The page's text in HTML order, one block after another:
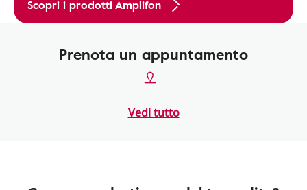
Scopri i prodotti Amplifon
Prenota un appuntamento
Vedi tutto